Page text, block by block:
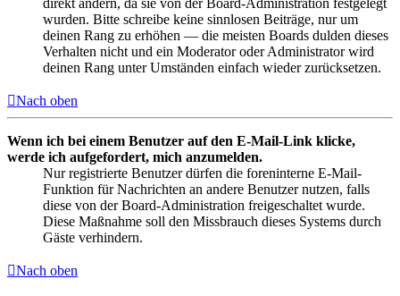
direkt ändern, da sie von der Board-Administration festgelegt
wurden. Bitte schreibe keine sinnlosen Beiträge, nur um
deinen Rang zu erhöhen — die meisten Boards dulden dieses
Verhalten nicht und ein Moderator oder Administrator wird
deinen Rang unter Umständen einfach wieder zurücksetzen.
Nach oben
Wenn ich bei einem Benutzer auf den E-Mail-Link klicke,
werde ich aufgefordert, mich anzumelden.
Nur registrierte Benutzer dürfen die foreninterne E-Mail-
Funktion für Nachrichten an andere Benutzer nutzen, falls
diese von der Board-Administration freigeschaltet wurde.
Diese Maßnahme soll den Missbrauch dieses Systems durch
Gäste verhindern.
Nach oben